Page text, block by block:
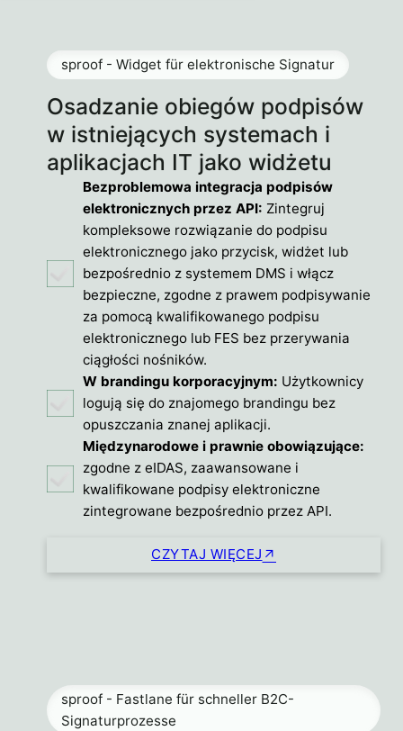
Osadzanie obiegów podpisów
w istniejących systemach i
aplikacjach IT jako widżetu
sproof - Widget für elektronische Signatur
Bezproblemowa integracja podpisów
elektronicznych przez API: Zintegruj
kompleksowe rozwiązanie do podpisu
elektronicznego jako przycisk, widżet lub
bezpośrednio z systemem DMS i włącz
bezpieczne, zgodne z prawem podpisywanie
za pomocą kwalifikowanego podpisu
elektronicznego lub FES bez przerywania
ciągłości nośników.
W brandingu korporacyjnym: Użytkownicy
logują się do znajomego brandingu bez
opuszczania znanej aplikacji.
Międzynarodowe i prawnie obowiązujące:
zgodne z eIDAS, zaawansowane i
kwalifikowane podpisy elektroniczne
zintegrowane bezpośrednio przez API.
CZYTAJ WIĘCEJ
sproof - Fastlane für schneller B2C-
Signaturprozesse